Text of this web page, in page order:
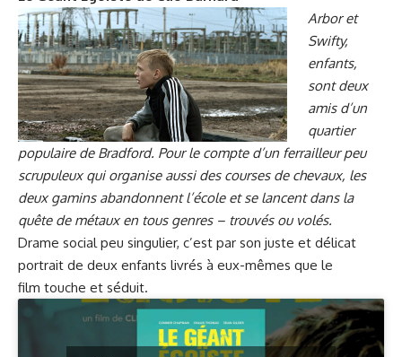
Arbor et
Swifty,
enfants,
sont deux
amis d’un
quartier
populaire de Bradford. Pour le compte d’un ferrailleur peu
scrupuleux qui organise aussi des courses de chevaux, les
deux gamins abandonnent l’école et se lancent dans la
quête de métaux en tous genres – trouvés ou volés.
Drame social peu singulier, c’est par son juste et délicat
portrait de deux enfants livrés à eux-mêmes que le
film touche et séduit.